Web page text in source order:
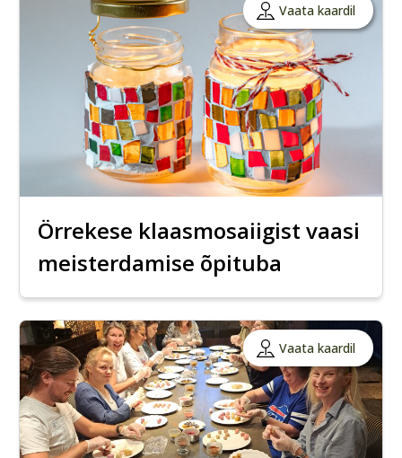
Vaata kaardil
Örrekese klaasmosaiigist vaasi
meisterdamise õpituba
Vaata kaardil